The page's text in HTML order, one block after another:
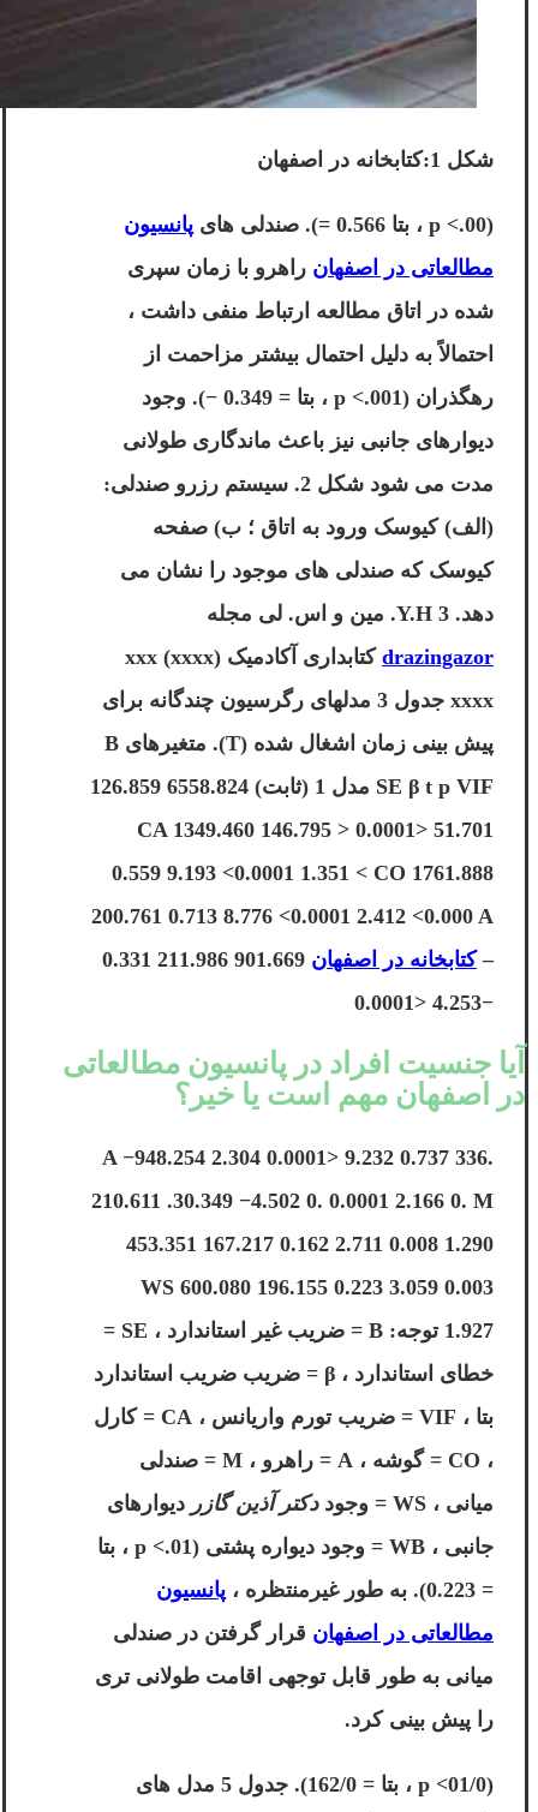
شکل 1:کتابخانه در اصفهان
(p <.00 ، بتا 0.566 =). صندلی های
پانسیون
مطالعاتی در اصفهان راهرو با زمان سپری
شده در اتاق مطالعه ارتباط منفی داشت ،
احتمالاً به دلیل احتمال بیشتر مزاحمت از
رهگذران (p <.001 ، بتا = 0.349 −). وجود
دیوارهای جانبی نیز باعث ماندگاری طولانی
مدت می شود شکل 2. سیستم رزرو صندلی:
(الف) کیوسک ورود به اتاق ؛ ب) صفحه
کیوسک که صندلی های موجود را نشان می
دهد. 3 Y.H. مین و اس. لی مجله
drazingazor
کتابداری آکادمیک xxx (xxxx)
xxxx جدول 3 مدلهای رگرسیون چندگانه برای
پیش بینی زمان اشغال شده (T). متغیرهای B
SE β t p VIF مدل 1 (ثابت) 6558.824 126.859
51.701 <0.0001 < CA 1349.460 146.795
0.559 9.193 <0.0001 1.351 < CO 1761.888
200.761 0.713 8.776 <0.0001 2.412 <0.000 A
–کتابخانه در اصفهان
901.669 211.986 0.331
−4.253 <0.0001
آیا جنسیت افراد در پانسیون مطالعاتی
در اصفهان مهم است یا خیر؟
.336 0.737 9.232 <0.0001 2.304 A −948.254
210.611 .30.349 −4.502 0. 0.0001 2.166 0. M
453.351 167.217 0.162 2.711 0.008 1.290
WS 600.080 196.155 0.223 3.059 0.003
1.927 توجه: B = ضریب غیر استاندارد ، SE =
خطای استاندارد ، β = ضریب ضریب استاندارد
بتا ، VIF = ضریب تورم واریانس ، CA = کارل
، CO = گوشه ، A = راهرو ، M = صندلی
میانی ، WS = وجود
دکتر آذین گازر دیوارهای
جانبی ، WB = وجود دیواره پشتی (p <.01 ، بتا
= 0.223). به طور غیرمنتظره ،
پانسیون
مطالعاتی در اصفهان قرار گرفتن در صندلی
میانی به طور قابل توجهی اقامت طولانی تری
را پیش بینی کرد.
(01/0> p ، بتا = 162/0). جدول 5 مدل های